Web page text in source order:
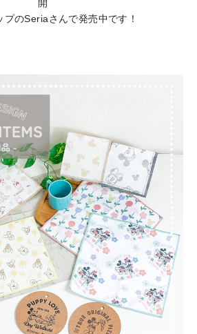
開
プのSeriaさんで発売中です！